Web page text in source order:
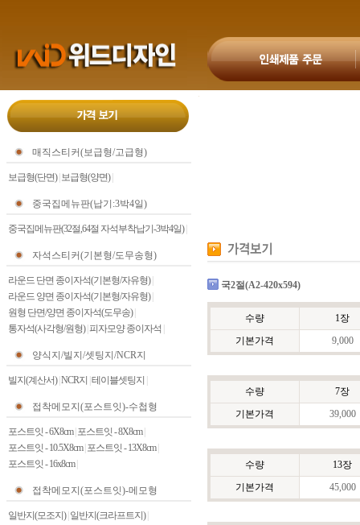
매직스티커(보급형/고급형)
보급형(단면)| 보급형(양면)|
중국집메뉴판(납기:3박4일)
중국집메뉴판(32절,64절 자석부착납기-3박4일)|
자석스티커(기본형/도무송형)
라운드 단면 종이자석(기본형/자유형)|
라운드 양면 종이자석(기본형/자유형)|
원형 단면/양면 종이자석(도무송)|
통자석(사각형/원형)| 피자모양 종이자석
양식지/빌지/셋팅지/NCR지
빌지(계산서)| NCR지 테이블셋팅지
접착메모지(포스트잇)-수첩형
포스트잇 - 6X8cm| 포스트잇 - 8X8cm|
포스트잇 - 10.5X8cm| 포스트잇 - 13X8cm|
포스트잇 - 16x8cm|
접착메모지(포스트잇)-메모형
일반지(모조지)| 일반지(크라프트지)|
국2절(A2-420x594)
수량
1장
기본가격
9,000
수량
7장
기본가격
39,000
수량
13장
기본가격
45,000